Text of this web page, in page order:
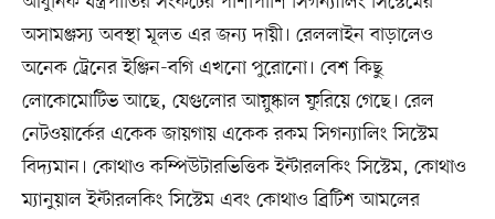
অসামঞ্জস্য অবস্থা মূলত এর জন্য দায়ী। রেললাইন বাড়ালেও
অনেক ট্রেনের ইঞ্জিন-বগি এখনো পুরোনো। বেশ কিছু
লোকোমোটিভ আছে, যেগুলোর আয়ুষ্কাল ফুরিয়ে গেছে। রেল
নেটওয়ার্কের একেক জায়গায় একেক রকম সিগন্যালিং সিস্টেম
বিদ্যমান। কোথাও কম্পিউটারভিত্তিক ইন্টারলকিং সিস্টেম, কোথাও
ম্যানুয়াল ইন্টারলকিং সিস্টেম এবং কোথাও ব্রিটিশ আমলের